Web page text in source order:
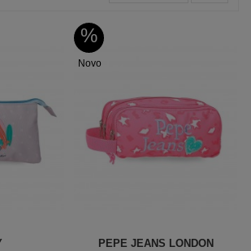
%
Novo
PEPE JEANS LONDON